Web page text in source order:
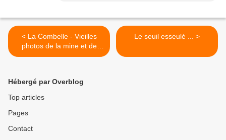
< La Combelle - Vieilles
photos de la mine et de
quelques mineurs
Le seuil esseulé ... >
Hébergé par Overblog
Top articles
Pages
Contact